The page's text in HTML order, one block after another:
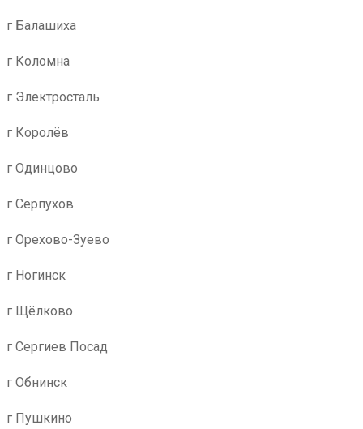
г Балашиха
г Коломна
г Электросталь
г Королёв
г Одинцово
г Серпухов
г Орехово-Зуево
г Ногинск
г Щёлково
г Сергиев Посад
г Обнинск
г Пушкино